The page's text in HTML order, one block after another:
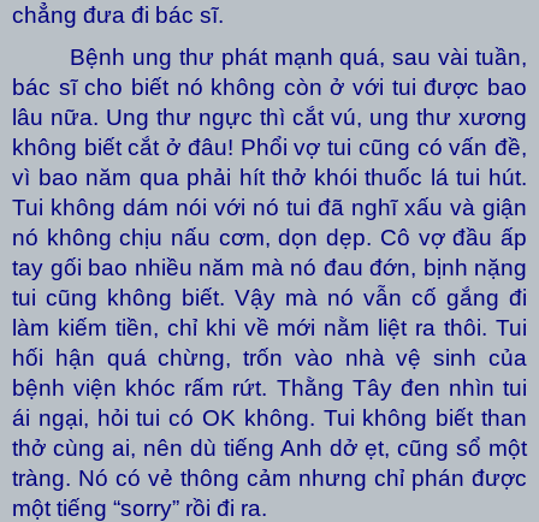
chẳng đưa đi bác sĩ.
Bệnh ung thư phát mạnh quá, sau vài tuần,
bác sĩ cho biết nó không còn ở với tui được bao
lâu nữa. Ung thư ngực thì cắt vú, ung thư xương
không biết cắt ở đâu! Phổi vợ tui cũng có vấn đề,
vì bao năm qua phải hít thở khói thuốc lá tui hút.
Tui không dám nói với nó tui đã nghĩ xấu và giận
nó không chịu nấu cơm, dọn dẹp. Cô vợ đầu ấp
tay gối bao nhiều năm mà nó đau đớn, bịnh nặng
tui cũng không biết. Vậy mà nó vẫn cố gắng đi
làm kiếm tiền, chỉ khi về mới nằm liệt ra thôi. Tui
hối hận quá chừng, trốn vào nhà vệ sinh của
bệnh viện khóc rấm rứt. Thằng Tây đen nhìn tui
ái ngại, hỏi tui có OK không. Tui không biết than
thở cùng ai, nên dù tiếng Anh dở ẹt, cũng sổ một
tràng. Nó có vẻ thông cảm nhưng chỉ phán được
một tiếng “sorry” rồi đi ra.